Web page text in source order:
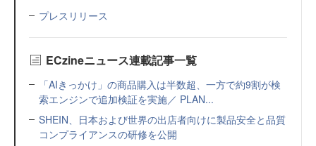
プレスリリース
ECzineニュース連載記事一覧
「AIきっかけ」の商品購入は半数超、一方で約9割が検
索エンジンで追加検証を実施／ PLAN...
SHEIN、日本および世界の出店者向けに製品安全と品質
コンプライアンスの研修を公開